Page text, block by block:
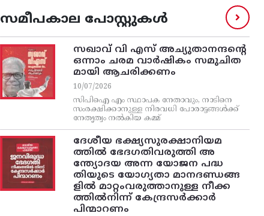
സമീപകാല പോസ്റ്റുകൾ
സഖാവ് വി എസ്‌ അച്യുതാനന്ദന്റെ
ഒന്നാം ചരമ വാര്‍ഷികം സമുചിത
മായി ആചരിക്കണം
10/07/2026
സിപിഐ എം സ്ഥാപക നേതാവും, നാടിനെ
സംരക്ഷിക്കാനുള്ള നിരവധി പോരാട്ടങ്ങള്‍ക്ക്‌
നേതൃത്വം നല്‍കിയ കമ്മ്
ദേശീയ ഭക്ഷ്യസുരക്ഷാനിയമ
ത്തിൽ ഭേദഗതിവരുത്തി അ
ന്ത്യോദയ അന്ന യോജന പദ്ധ
തിയുടെ യോഗ്യതാ മാനദണ്ഡങ്ങ
ളിൽ മാറ്റംവരുത്താനുള്ള നീക്ക
ത്തിൽനിന്ന്‌ കേന്ദ്രസർക്കാർ
പിന്മാറണം